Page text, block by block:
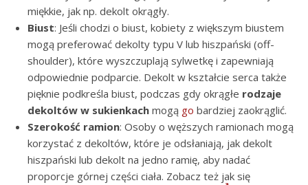
miękkie, jak np. dekolt okrągły.
Biust: Jeśli chodzi o biust, kobiety z większym biustem
mogą preferować dekolty typu V lub hiszpański (off-
shoulder), które wyszczuplają sylwetkę i zapewniają
odpowiednie podparcie. Dekolt w kształcie serca także
pięknie podkreśla biust, podczas gdy okrągłe rodzaje
dekoltów w sukienkach mogą go bardziej zaokrąglić.
Szerokość ramion: Osoby o węższych ramionach mogą
korzystać z dekoltów, które je odsłaniają, jak dekolt
hiszpański lub dekolt na jedno ramię, aby nadać
proporcje górnej części ciała. Zobacz też jak się